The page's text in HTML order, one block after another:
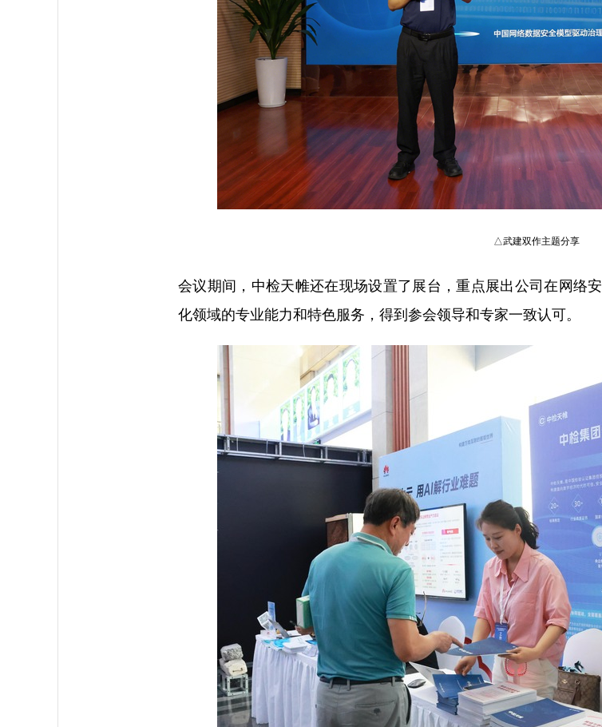
△武建双作主题分享
会议期间，中检天帷还在现场设置了展台，重点展出公司在网络
化领域的专业能力和特色服务，得到参会领导和专家一致认可。